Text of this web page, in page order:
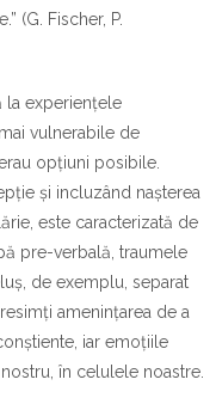
(G. Fischer, P.
la experiențele
vulnerabile de
opțiuni posibile.
și incluzând nașterea
este caracterizată de
pre-verbală, traumele
de exemplu, separat
amenințarea de a
iar emoțiile
în celulele noastre.